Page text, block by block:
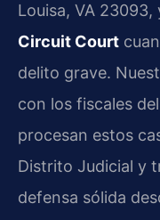
Louisa, VA 23093,
Circuit Court
delito grave.
con los fiscales
procesan estos
Distrito Judicial y
defensa sólida